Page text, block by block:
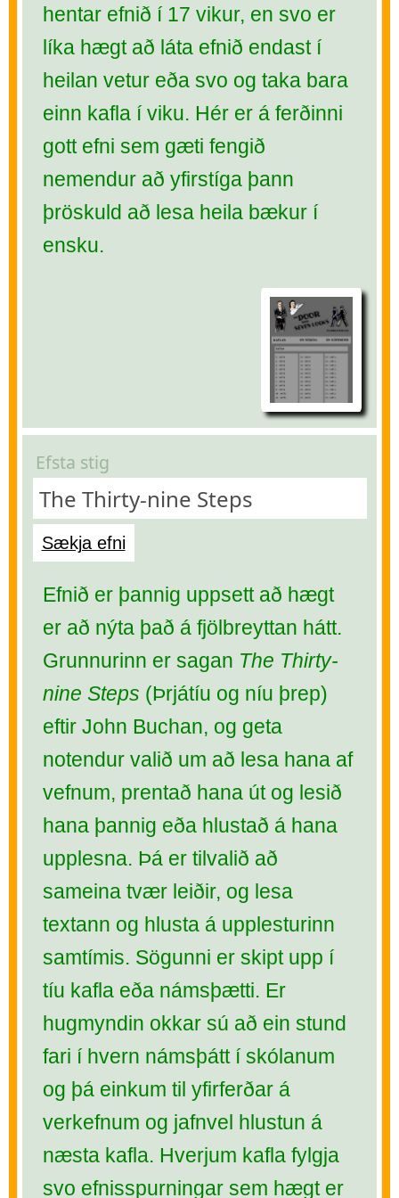
hentar efnið í 17 vikur, en svo er
líka hægt að láta efnið endast í
heilan vetur eða svo og taka bara
einn kafla í viku. Hér er á ferðinni
gott efni sem gæti fengið
nemendur að yfirstíga þann
þröskuld að lesa heila bækur í
ensku.
Efsta stig
The Thirty-nine Steps
Sækja efni
Efnið er þannig uppsett að hægt
er að nýta það á fjölbreyttan hátt.
Grunnurinn er sagan The Thirty-
nine Steps (Þrjátíu og níu þrep)
eftir John Buchan, og geta
notendur valið um að lesa hana af
vefnum, prentað hana út og lesið
hana þannig eða hlustað á hana
upplesna. Þá er tilvalið að
sameina tvær leiðir, og lesa
textann og hlusta á upplesturinn
samtímis. Sögunni er skipt upp í
tíu kafla eða námsþætti. Er
hugmyndin okkar sú að ein stund
fari í hvern námsþátt í skólanum
og þá einkum til yfirferðar á
verkefnum og jafnvel hlustun á
næsta kafla. Hverjum kafla fylgja
svo efnisspurningar sem hægt er